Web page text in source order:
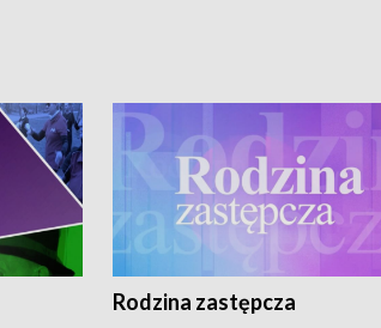
Rodzina zastępcza